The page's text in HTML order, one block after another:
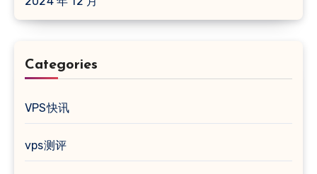
Categories
VPS快讯
vps测评